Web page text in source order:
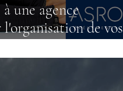
une agence
de vos